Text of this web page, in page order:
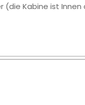
(die Kabine ist